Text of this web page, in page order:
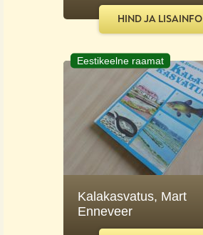
HIND JA LISAINFO
Eestikeelne raamat
Kalakasvatus, Mart
Enneveer